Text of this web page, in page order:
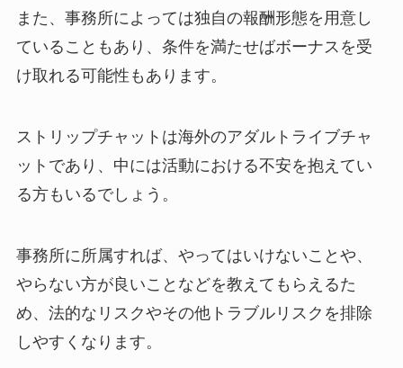
また、事務所によっては独自の報酬形態を用意し
ていることもあり、条件を満たせばボーナスを受
け取れる可能性もあります。
ストリップチャットは海外のアダルトライブチャ
ットであり、中には活動における不安を抱えてい
る方もいるでしょう。
事務所に所属すれば、やってはいけないことや、
やらない方が良いことなどを教えてもらえるた
め、法的なリスクやその他トラブルリスクを排除
しやすくなります。